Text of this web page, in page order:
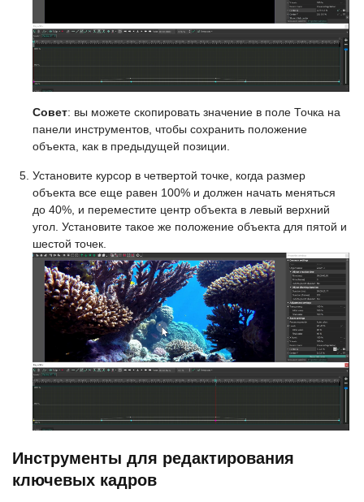
Совет: вы можете скопировать значение в поле Точка на
панели инструментов, чтобы сохранить положение
объекта, как в предыдущей позиции.
Установите курсор в четвертой точке, когда размер
объекта все еще равен 100% и должен начать меняться
до 40%, и переместите центр объекта в левый верхний
угол. Установите такое же положение объекта для пятой и
шестой точек.
Инструменты для редактирования
ключевых кадров